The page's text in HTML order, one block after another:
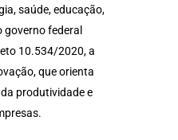
saúde, educação,
governo federal
10.534/2020, a
que orienta
produtividade e